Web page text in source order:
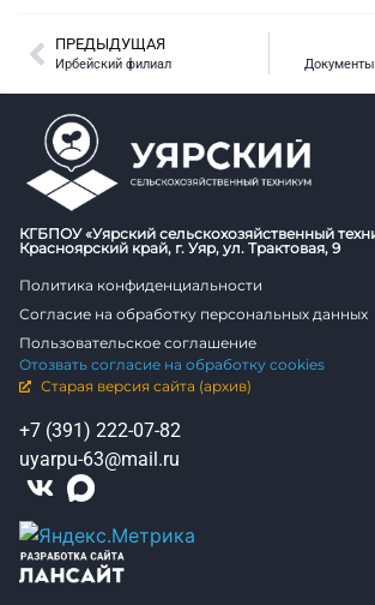
ПРЕДЫДУЩАЯ
Ирбейский филиал Документы
КГБПОУ «Уярский сельскохозяйственный
Красноярский край, г. Уяр, ул. Трактовая, 9
Политика конфиденциальности
Согласие на обработку персональных данных
Пользовательское соглашение
Отозвать согласие на обработку cookies
Старая версия сайта (архив)
+7 (391) 222-07-82
uyarpu-63@mail.ru